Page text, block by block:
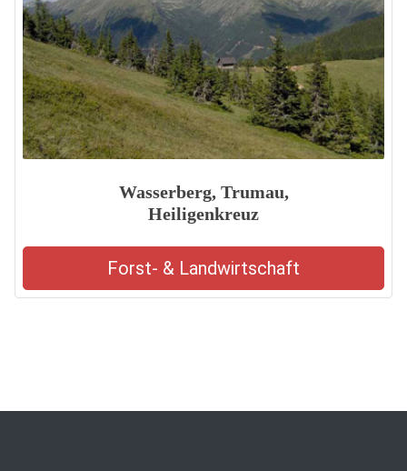
Wasserberg, Trumau,
Heiligenkreuz
Forst- & Landwirtschaft